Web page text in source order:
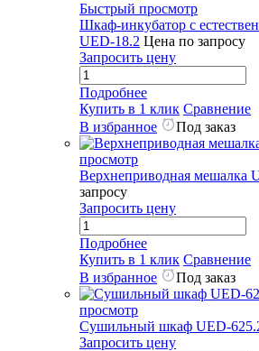
Быстрый просмотр
Шкаф-инкубатор с
UED-18.2 Цена по запросу
Запросить цену
Подробнее
Купить в 1 клик Сравнение
В избранное
Под заказ
просмотр
Верхнеприводная мешалка
запросу
Запросить цену
Подробнее
Купить в 1 клик Сравнение
В избранное
Под заказ
просмотр
Сушильный шкаф UED-
Запросить цену